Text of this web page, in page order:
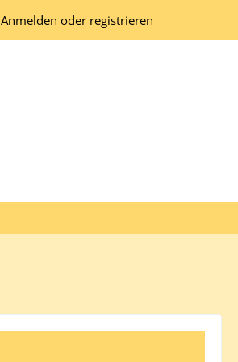
Anmelden oder registrieren